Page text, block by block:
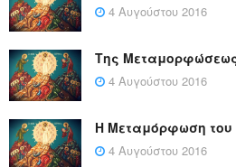
4 Αυγούστου 2016
Της
4 Αυγούστου 2016
Η Μεταμόρφωση του
4 Αυγούστου 2016